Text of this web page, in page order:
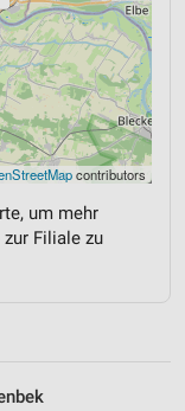
contributors
um mehr
Filiale zu